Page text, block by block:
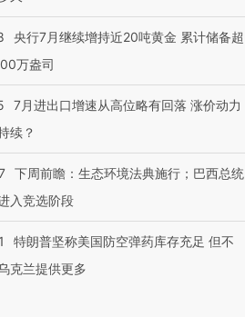
央行7月继续增持近20吨黄金 累计储备超
万盎司
7月进出口增速从高位略有回落 涨价动力
续？
下周前瞻：生态环境法典施行；巴西总统
入竞选阶段
特朗普坚称美国防空弹药库存充足 但不
克兰提供更多